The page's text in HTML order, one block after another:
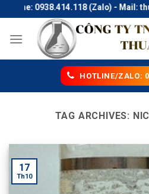
to
content
0938.414.118 (Zalo) - Mail:
HOTLINE/ZALO:
TAG ARCHIVES:
17
Th10